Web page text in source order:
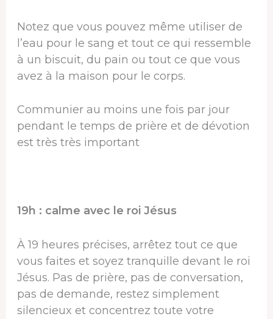
Notez que vous pouvez même utiliser de
l’eau pour le sang et tout ce qui ressemble
à un biscuit, du pain ou tout ce que vous
avez à la maison pour le corps.
Communier au moins une fois par jour
pendant le temps de prière et de dévotion
est très très important
19h : calme avec le roi Jésus
À 19 heures précises, arrêtez tout ce que
vous faites et soyez tranquille devant le roi
Jésus. Pas de prière, pas de conversation,
pas de demande, restez simplement
silencieux et concentrez toute votre